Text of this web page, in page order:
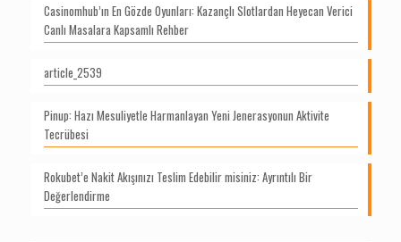
Casinomhub’ın En Gözde Oyunları: Kazançlı Slotlardan Heyecan Verici
Canlı Masalara Kapsamlı Rehber
article_2539
Pinup: Hazı Mesuliyetle Harmanlayan Yeni Jenerasyonun Aktivite
Tecrübesi
Rokubet’e Nakit Akışınızı Teslim Edebilir misiniz: Ayrıntılı Bir
Değerlendirme